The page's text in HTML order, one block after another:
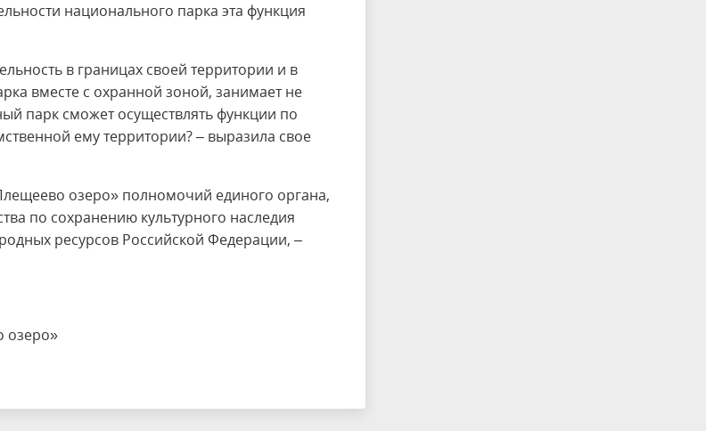
национального парка эта функция
в границах своей территории и в
вместе с охранной зоной, занимает не
парк сможет осуществлять функции по
ему территории? – выразила свое
озеро» полномочий единого органа,
по сохранению культурного наследия
ресурсов Российской Федерации, –
озеро»